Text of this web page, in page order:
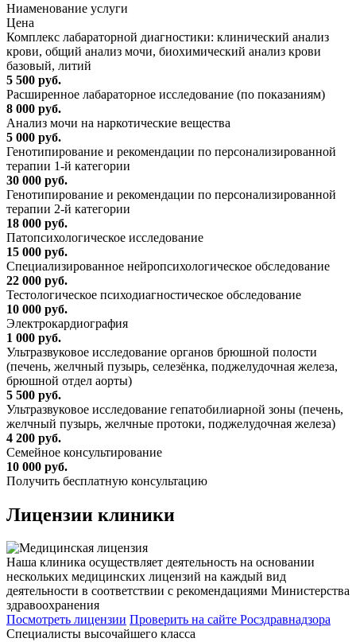
Ниaменование услуги
Цена
Комплекс лабараторной диагностики: клинический анализ
крови, общий анализ мочи, биохимический анализ крови
базовый, литий
5 500 руб.
Расширенное лабараторное исследование (по показаниям)
8 000 руб.
Анализ мочи на наркотические вещества
5 000 руб.
Генотипирование и рекомендации по персонализированной
терапии 1-й категории
30 000 руб.
Генотипирование и рекомендации по персонализированной
терапии 2-й категории
18 000 руб.
Патопсихологическое исследование
15 000 руб.
Специализированное нейропсихологическое обследование
22 000 руб.
Тестологическое психодиагностическое обследование
10 000 руб.
Электрокардиография
1 000 руб.
Ультразвуковое исследование органов брюшной полости
(печень, желчный пузырь, селезёнка, поджелудочная железа,
брюшной отдел аорты)
5 500 руб.
Ультразвуковое исследование гепатобилиарной зоны (печень,
желчный пузырь, желчные протоки, поджелудочная железа)
4 200 руб.
Семейное консультирование
10 000 руб.
Получить бесплатную консультацию
Лицензии клиники
Наша клиника осуществляет деятельность на основании
нескольких медицинских лицензий на каждый вид
деятельности в соответствии с рекомендациями Министерства
здравоохранения
Посмотреть лицензии Проверить на сайте Росздравнадзора
Специалисты высочайшего класса